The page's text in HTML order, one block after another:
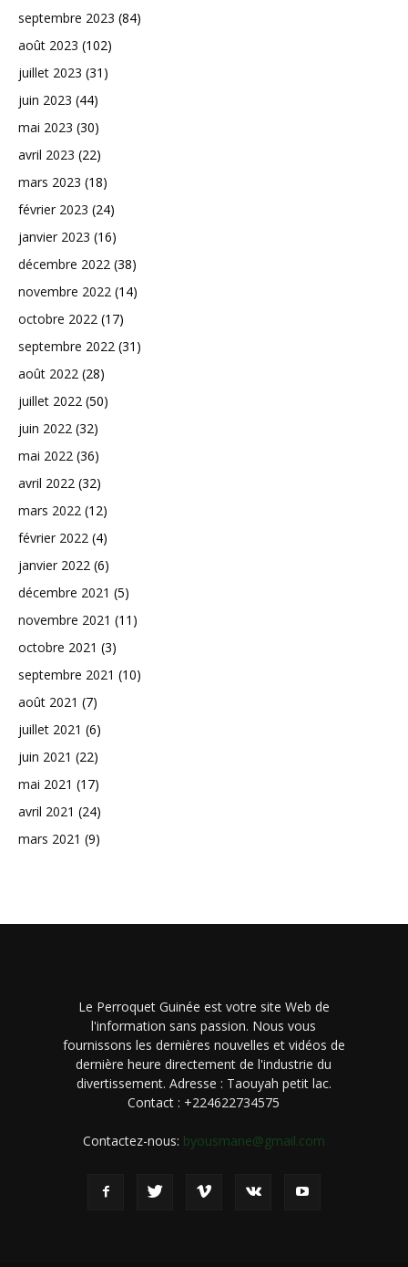
septembre 2023 (84)
août 2023 (102)
juillet 2023 (31)
juin 2023 (44)
mai 2023 (30)
avril 2023 (22)
mars 2023 (18)
février 2023 (24)
janvier 2023 (16)
décembre 2022 (38)
novembre 2022 (14)
octobre 2022 (17)
septembre 2022 (31)
août 2022 (28)
juillet 2022 (50)
juin 2022 (32)
mai 2022 (36)
avril 2022 (32)
mars 2022 (12)
février 2022 (4)
janvier 2022 (6)
décembre 2021 (5)
novembre 2021 (11)
octobre 2021 (3)
septembre 2021 (10)
août 2021 (7)
juillet 2021 (6)
juin 2021 (22)
mai 2021 (17)
avril 2021 (24)
mars 2021 (9)
Le Perroquet Guinée est votre site Web de
l'information sans passion. Nous vous
fournissons les dernières nouvelles et vidéos de
dernière heure directement de l'industrie du
divertissement. Adresse : Taouyah petit lac.
Contact : +224622734575
Contactez-nous: byousmane@gmail.com